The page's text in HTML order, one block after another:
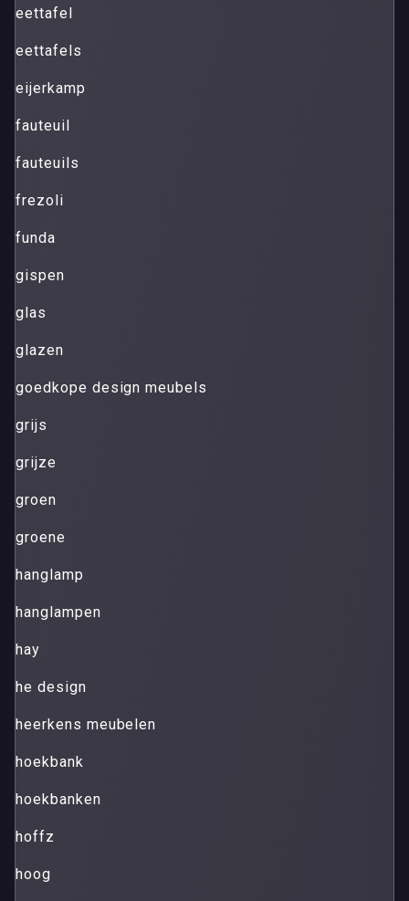
eettafel
eettafels
eijerkamp
fauteuil
fauteuils
frezoli
funda
gispen
glas
glazen
goedkope design meubels
grijs
grijze
groen
groene
hanglamp
hanglampen
hay
he design
heerkens meubelen
hoekbank
hoekbanken
hoffz
hoog